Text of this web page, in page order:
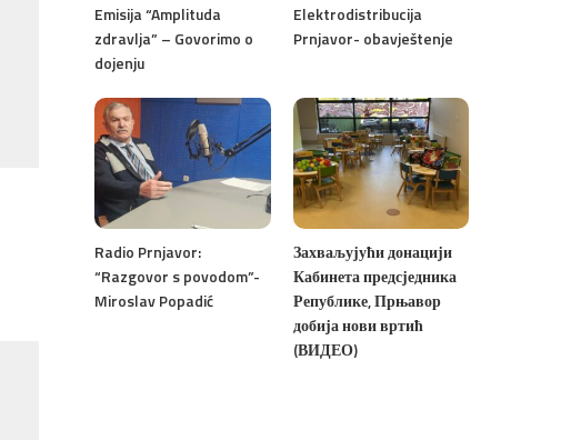
Emisija “Amplituda
zdravlja” – Govorimo o
dojenju
Elektrodistribucija
Prnjavor- obavještenje
Radio Prnjavor:
“Razgovor s povodom”-
Miroslav Popadić
Захваљујући донацији
Кабинета предсједника
Републике, Прњавор
добија нови вртић
(ВИДЕО)